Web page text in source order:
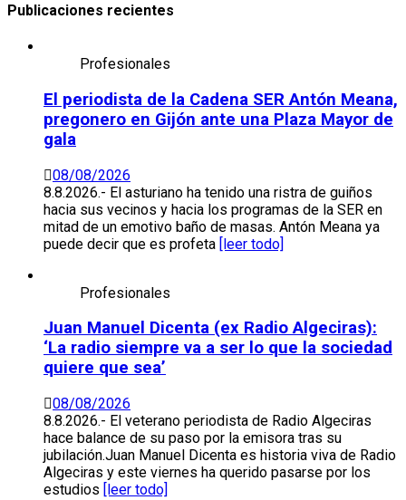
Publicaciones recientes
Profesionales
El periodista de la Cadena SER Antón Meana,
pregonero en Gijón ante una Plaza Mayor de
gala
08/08/2026
8.8.2026.- El asturiano ha tenido una ristra de guiños
hacia sus vecinos y hacia los programas de la SER en
mitad de un emotivo baño de masas. Antón Meana ya
puede decir que es profeta [leer todo]
Profesionales
Juan Manuel Dicenta (ex Radio Algeciras):
‘La radio siempre va a ser lo que la sociedad
quiere que sea’
08/08/2026
8.8.2026.- El veterano periodista de Radio Algeciras
hace balance de su paso por la emisora tras su
jubilación.Juan Manuel Dicenta es historia viva de Radio
Algeciras y este viernes ha querido pasarse por los
estudios [leer todo]